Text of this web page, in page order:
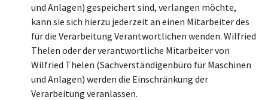
und Anlagen) gespeichert sind, verlangen möchte,
kann sie sich hierzu jederzeit an einen Mitarbeiter des
für die Verarbeitung Verantwortlichen wenden. Wilfried
Thelen oder der verantwortliche Mitarbeiter von
Wilfried Thelen (Sachverständigenbüro für Maschinen
und Anlagen) werden die Einschränkung der
Verarbeitung veranlassen.